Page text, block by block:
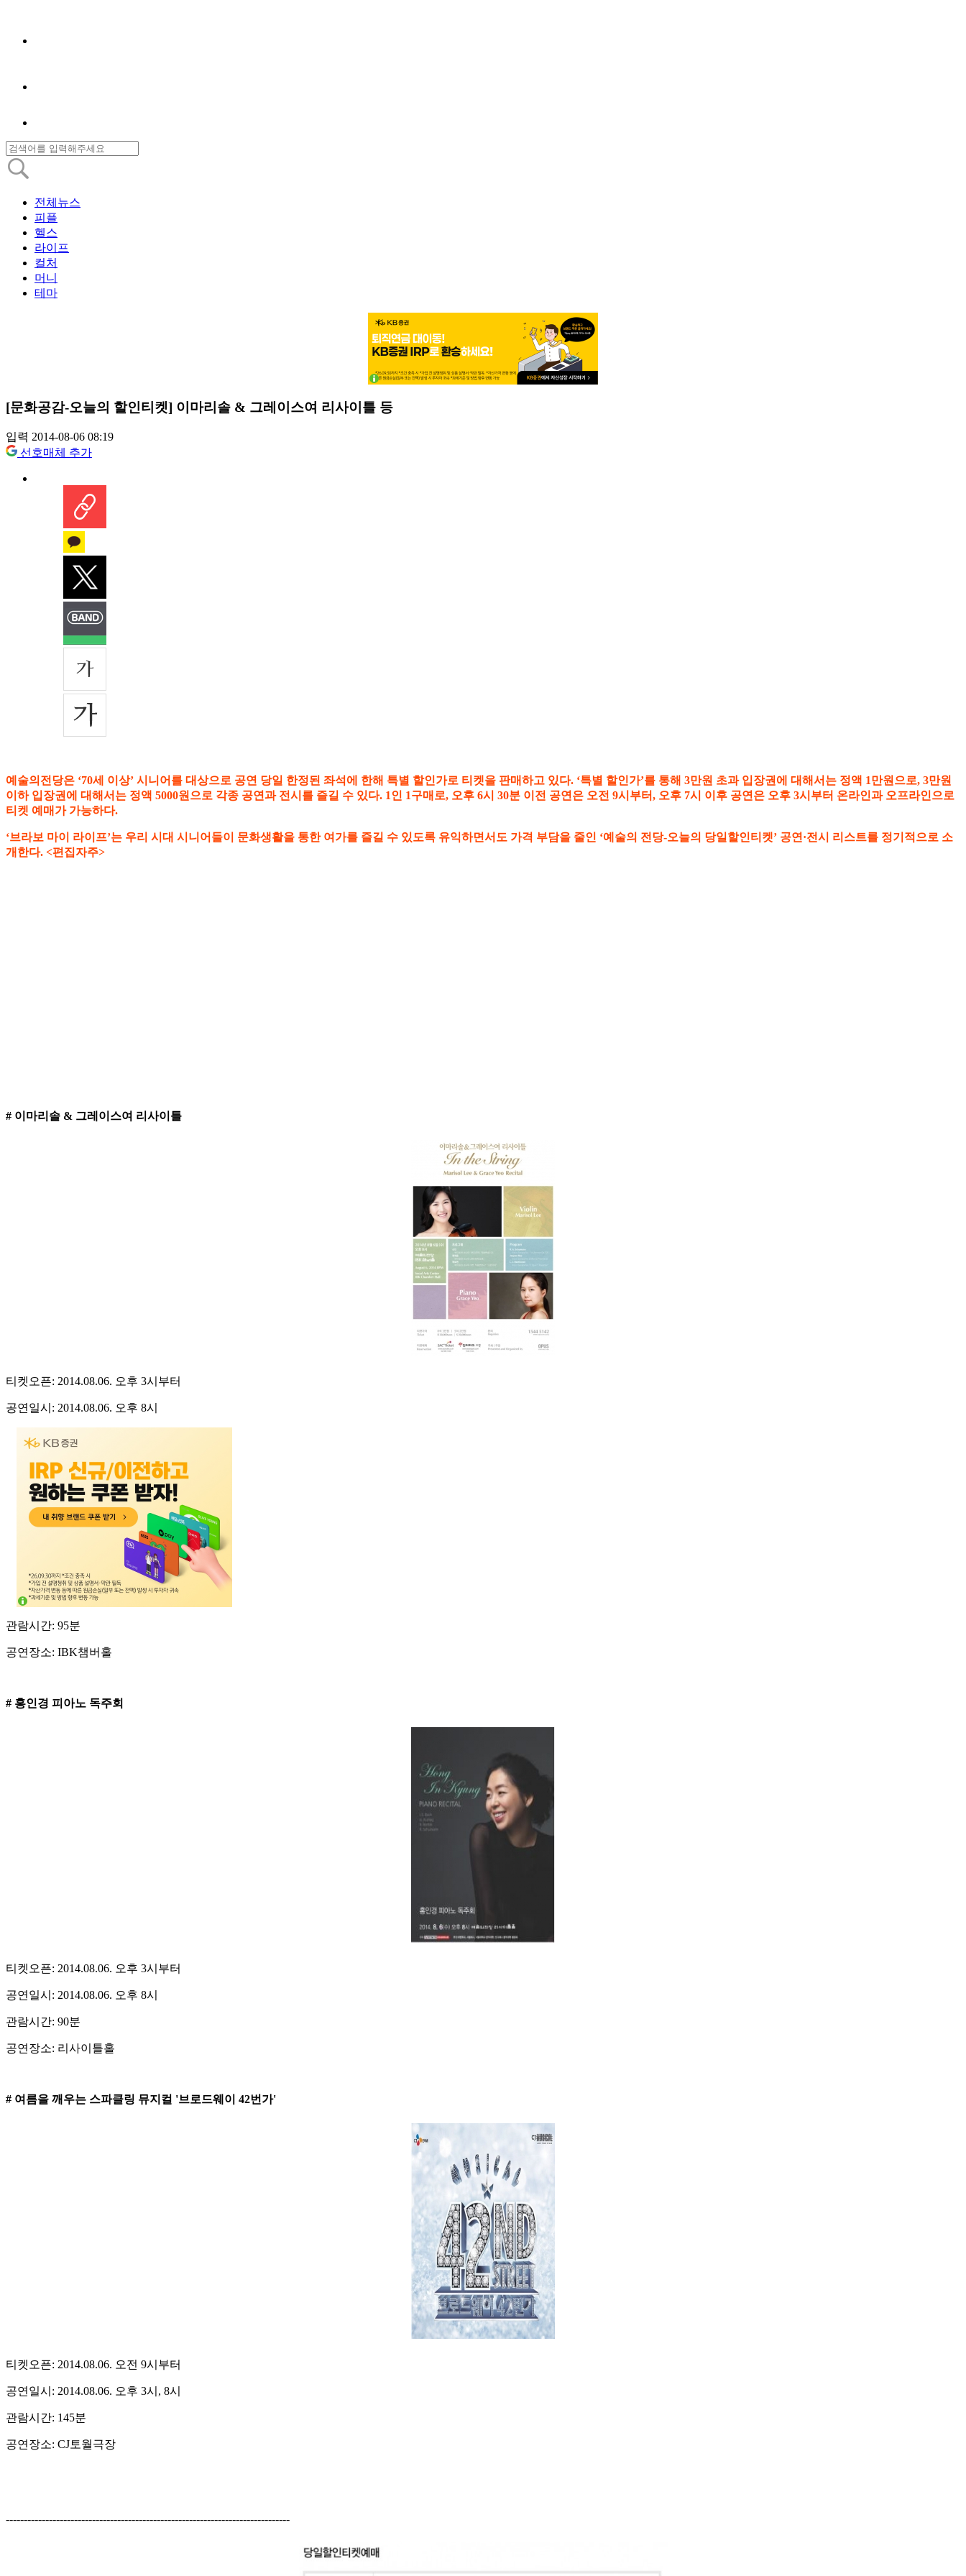
전체뉴스
피플
헬스
라이프
컬처
머니
테마
[문화공감-오늘의 할인티켓] 이마리솔 & 그레이스여 리사이틀 등
입력 2014-08-06 08:19
선호매체 추가
예술의전당은 ‘70세 이상’ 시니어를 대상으로 공연 당일 한정된 좌석에 한해 특별 할인가로 티켓을 판매하고 있다. ‘특별 할인가’를 통해 3만원 초과 입장권에 대해서는 정액 1만원으로, 3만원
이하 입장권에 대해서는 정액 5000원으로 각종 공연과 전시를 즐길 수 있다. 1인 1구매로, 오후 6시 30분 이전 공연은 오전 9시부터, 오후 7시 이후 공연은 오후 3시부터 온라인과 오프라인으로
티켓 예매가 가능하다.
‘브라보 마이 라이프’는 우리 시대 시니어들이 문화생활을 통한 여가를 즐길 수 있도록 유익하면서도 가격 부담을 줄인 ‘예술의 전당-오늘의 당일할인티켓’ 공연·전시 리스트를 정기적으로 소
개한다. <편집자주>
# 이마리솔 & 그레이스여 리사이틀
티켓오픈: 2014.08.06. 오후 3시부터
공연일시: 2014.08.06. 오후 8시
관람시간: 95분
공연장소: IBK챔버홀
# 홍인경 피아노 독주회
티켓오픈: 2014.08.06. 오후 3시부터
공연일시: 2014.08.06. 오후 8시
관람시간: 90분
공연장소: 리사이틀홀
# 여름을 깨우는 스파클링 뮤지컬 '브로드웨이 42번가'
티켓오픈: 2014.08.06. 오전 9시부터
공연일시: 2014.08.06. 오후 3시, 8시
관람시간: 145분
공연장소: CJ토월극장
-------------------------------------------------------------------------------